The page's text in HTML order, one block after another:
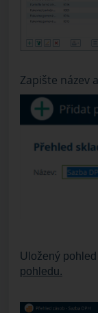
Zapište název
Uložený
pohledu.